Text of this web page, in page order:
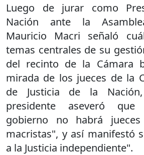
Luego de jurar como
Nación ante la
Mauricio Macri señaló
temas centrales de su
del recinto de la Cámara
mirada de los jueces de la
de Justicia de la
presidente aseveró que
gobierno no habrá
macristas", y así manifestó
a la Justicia independiente".